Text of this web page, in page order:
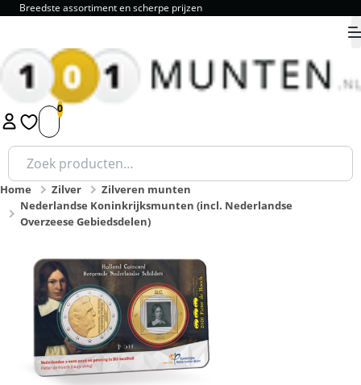
Breedste assortiment en scherpe prijzen
1 2 3 4 5 9.8
Zoeken
naar:
Home Zilver
Zilveren munten
Nederlandse Koninkrijksmunten (incl. Nederlandse
Overzeese Gebiedsdelen)